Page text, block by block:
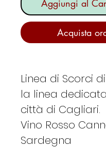
Aggiungi al
Acquista
Linea di Scorci
la linea
città di Cagliari.
Vino Rosso
Sardegna